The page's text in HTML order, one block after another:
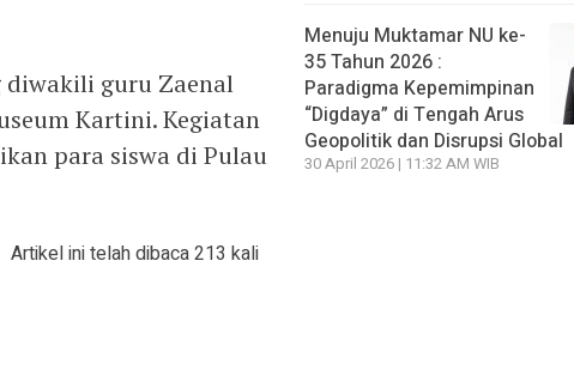
diwakili guru Zaenal
Kartini. Kegiatan
para siswa di Pulau
Artikel ini telah dibaca 213 kali
Menuju Muktamar NU ke-
35 Tahun 2026 :
Paradigma Kepemimpinan
“Digdaya” di Tengah Arus
Geopolitik dan Disrupsi Global
30 April 2026 | 11:32 AM WIB